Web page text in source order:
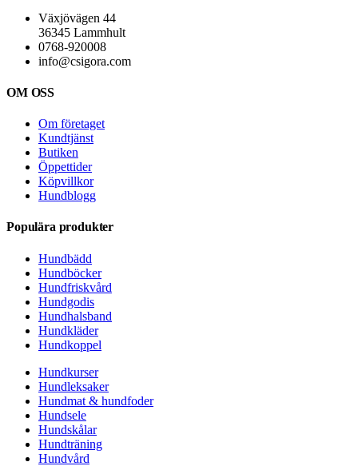
Växjövägen 44
36345 Lammhult
0768-920008
info@csigora.com
OM OSS
Om företaget
Kundtjänst
Butiken
Öppettider
Köpvillkor
Hundblogg
Populära produkter
Hundbädd
Hundböcker
Hundfriskvård
Hundgodis
Hundhalsband
Hundkläder
Hundkoppel
Hundkurser
Hundleksaker
Hundmat & hundfoder
Hundsele
Hundskålar
Hundträning
Hundvård